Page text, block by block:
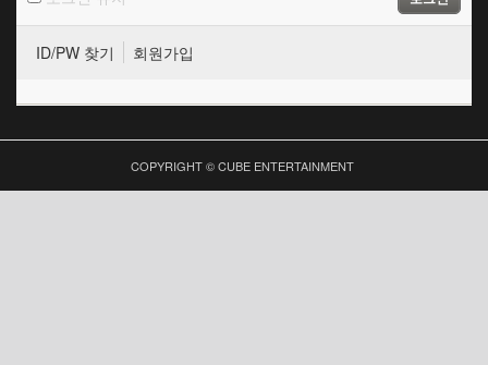
ID/PW 찾기 회원가입
COPYRIGHT © CUBE ENTERTAINMENT